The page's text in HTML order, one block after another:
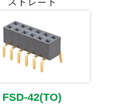
FSD-42(TO)